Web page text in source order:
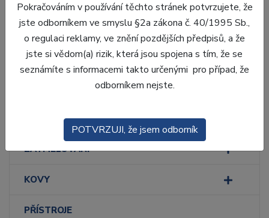
Laboratoř
ZHOTOVENÍ MODELŮ
VOSKOVÁ MODELACE
CAD/CAM
ZATMELOVÁNÍ
KOVY
PŘÍSTROJE
Pokračováním v používání těchto stránek potvrzujete, že
jste odborníkem ve smyslu §2a zákona č. 40/1995 Sb.,
o regulaci reklamy, ve znění pozdějších předpisů, a že
jste si vědom(a) rizik, která jsou spojena s tím, že se
seznámíte s informacemi takto určenými pro případ, že
odborníkem nejste.
POTVRZUJI, že jsem odborník